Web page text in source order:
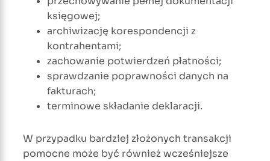
księgowej;
archiwizację korespondencji z
kontrahentami;
zachowanie potwierdzeń płatności;
sprawdzanie poprawności danych na
fakturach;
terminowe składanie deklaracji.
W przypadku bardziej złożonych transakcji
pomocne może być również wcześniejsze